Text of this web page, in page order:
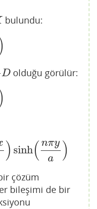
bulundu:
)
D olduğu görülür:
)
) sinh( nπy
a
)
sinh(nπy a)
çözüm
bileşimi de bir